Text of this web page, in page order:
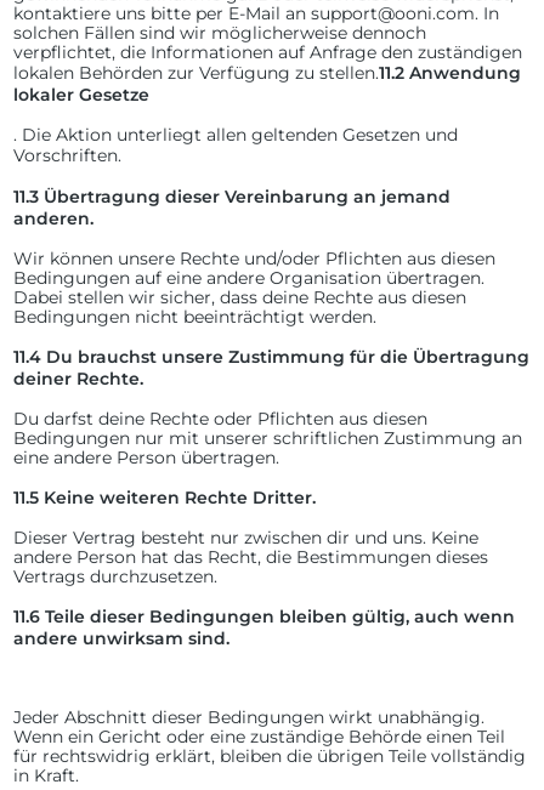
kontaktiere uns bitte per E-Mail an support@ooni.com. In
solchen Fällen sind wir möglicherweise dennoch
verpflichtet, die Informationen auf Anfrage den zuständigen
lokalen Behörden zur Verfügung zu stellen.11.2Anwendung
lokaler Gesetze
. Die Aktion unterliegt allen geltenden Gesetzen und
Vorschriften.
11.3 Übertragung dieser Vereinbarung an jemand
anderen.
Wir können unsere Rechte und/oder Pflichten aus diesen
Bedingungen auf eine andere Organisation übertragen.
Dabei stellen wir sicher, dass deine Rechte aus diesen
Bedingungen nicht beeinträchtigt werden.
11.4 Du brauchst unsere Zustimmung für die Übertragung
deiner Rechte.
Du darfst deine Rechte oder Pflichten aus diesen
Bedingungen nur mit unserer schriftlichen Zustimmung an
eine andere Person übertragen.
11.5 Keine weiteren Rechte Dritter.
Dieser Vertrag besteht nur zwischen dir und uns. Keine
andere Person hat das Recht, die Bestimmungen dieses
Vertrags durchzusetzen.
11.6Teile dieser Bedingungen bleiben gültig, auch wenn
andere unwirksam sind.
Jeder Abschnitt dieser Bedingungen wirkt unabhängig.
Wenn ein Gericht oder eine zuständige Behörde einen Teil
für rechtswidrig erklärt, bleiben die übrigen Teile vollständig
in Kraft.